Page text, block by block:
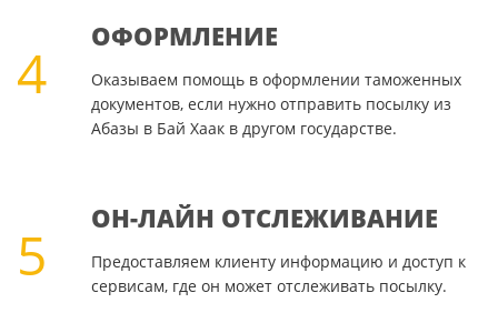
4
ОФОРМЛЕНИЕ
Оказываем помощь в оформлении таможенных
документов, если нужно отправить посылку из
Абазы в Бай Хаак в другом государстве.
5
ОН-ЛАЙН ОТСЛЕЖИВАНИЕ
Предоставляем клиенту информацию и доступ к
сервисам, где он может отслеживать посылку.